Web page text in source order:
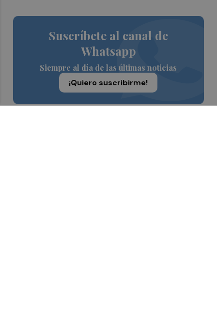
Suscríbete al canal de
Whatsapp
Siempre al día de las últimas noticias
¡Quiero suscribirme!